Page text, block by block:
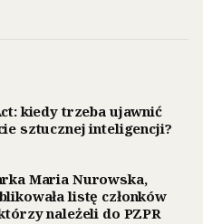
kiedy trzeba ujawnić
sztucznej inteligencji?
Maria Nurowska,
listę członków
należeli do PZPR